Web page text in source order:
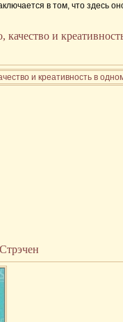
в том, что здесь
Ведь когда украинская
приняло на себя
и